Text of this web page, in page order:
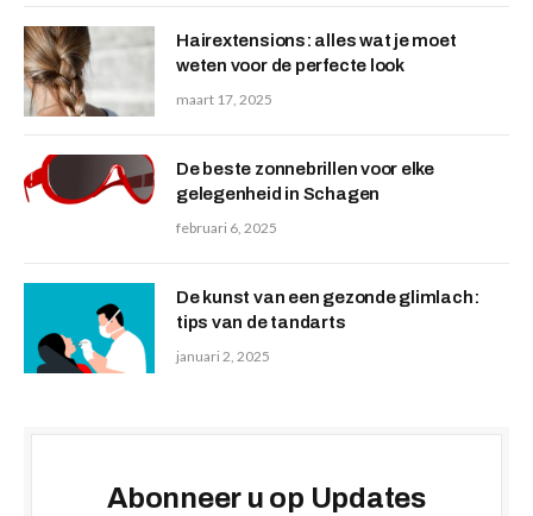
Hairextensions: alles wat je moet
weten voor de perfecte look
maart 17, 2025
De beste zonnebrillen voor elke
gelegenheid in Schagen
februari 6, 2025
De kunst van een gezonde glimlach:
tips van de tandarts
januari 2, 2025
Abonneer u op Updates